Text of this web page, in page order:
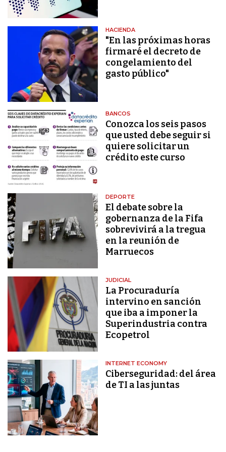
HACIENDA
"En las próximas horas
firmaré el decreto de
congelamiento del
gasto público"
BANCOS
Conozca los seis pasos
que usted debe seguir si
quiere solicitar un
crédito este curso
DEPORTE
El debate sobre la
gobernanza de la Fifa
sobrevivirá a la tregua
en la reunión de
Marruecos
JUDICIAL
La Procuraduría
intervino en sanción
que iba a imponer la
Superindustria contra
Ecopetrol
INTERNET ECONOMY
Ciberseguridad: del área
de TI a las juntas